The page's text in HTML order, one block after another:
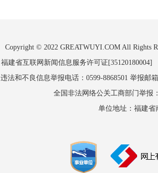
Copyright © 2022 GREATWUYI.COM All Rights
福建省互联网新闻信息服务许可证
违法和不良信息举报电话：0599-8868501 举报邮
全国非法网络公关工商部门举报
单位地址：福建省